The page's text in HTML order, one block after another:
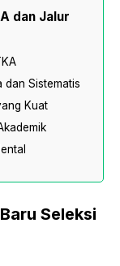
dan Jalur
dan Sistematis
Kuat
Seleksi